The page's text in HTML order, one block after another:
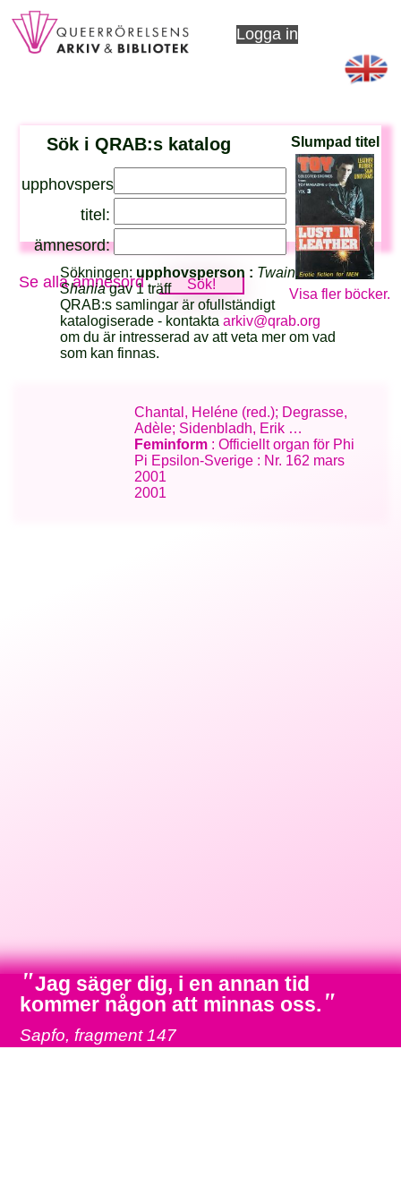
Logga in
Sök i QRAB:s katalog
upphovsperson:
titel:
ämnesord:
Se alla ämnesord
Slumpad titel
Visa fler böcker.
Sökningen: upphovsperson : Twain,
Shaniagav 1 träff
QRAB:s samlingar är ofullständigt
katalogiserade - kontaktaarkiv@qrab.org
om du är intresserad av att veta mer om vad
som kan finnas.
Chantal, Heléne (red.); Degrasse,
Adèle; Sidenbladh, Erik …
Feminform : Officiellt organ för Phi
Pi Epsilon-Sverige : Nr. 162 mars
2001
2001
"Jag säger dig, i en annan tid
kommer någon att minnas oss. "
Sapfo, fragment 147